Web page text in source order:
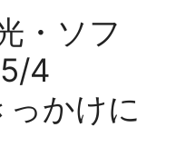
・ソフ
5/4
かけに